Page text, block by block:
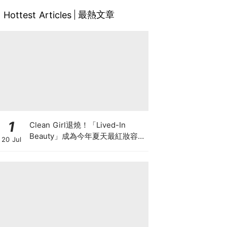
Hottest Articles 最熱文章
1
20 Jul
Clean Girl退燒！「Lived-In
Beauty」成為今年夏天最紅妝容，